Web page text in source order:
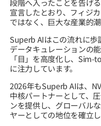
段階へ入ったことを告げ
宣言したとおり、フィジ
ではなく、巨大な産業的潮
Superb AIはこの流れに歩
データキュレーションの
「目」を高度化し、Sim-
に注力しています。
2026年もSuperb AIは、
中核パートナーとして、
ンを提供し、グローバル
ヤーとしての地位を確立し